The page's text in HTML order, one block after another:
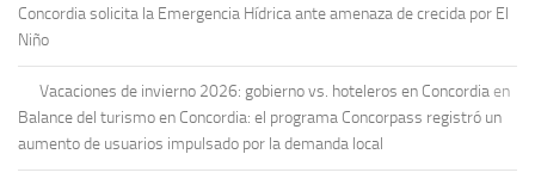
Concordia solicita la Emergencia Hídrica ante amenaza de crecida por El
Niño
Vacaciones de invierno 2026: gobierno vs. hoteleros en Concordia en
Balance del turismo en Concordia: el programa Concorpass registró un
aumento de usuarios impulsado por la demanda local